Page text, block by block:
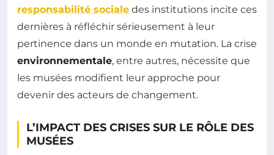
responsabilité sociale des institutions incite ces
dernières à réfléchir sérieusement à leur
pertinence dans un monde en mutation. La crise
environnementale, entre autres, nécessite que
les musées modifient leur approche pour
devenir des acteurs de changement.
L’IMPACT DES CRISES SUR LE RÔLE DES
MUSÉES